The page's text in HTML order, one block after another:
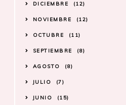
DICIEMBRE 12
NOVIEMBRE 12
OCTUBRE 11
SEPTIEMBRE 8
AGOSTO 8
JULIO 7
JUNIO 15